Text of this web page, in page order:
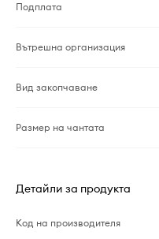
Подплата
Вътрешна организация
Вид закопчаване
Размер на чантата
Детайли за продукта
Код на производителя